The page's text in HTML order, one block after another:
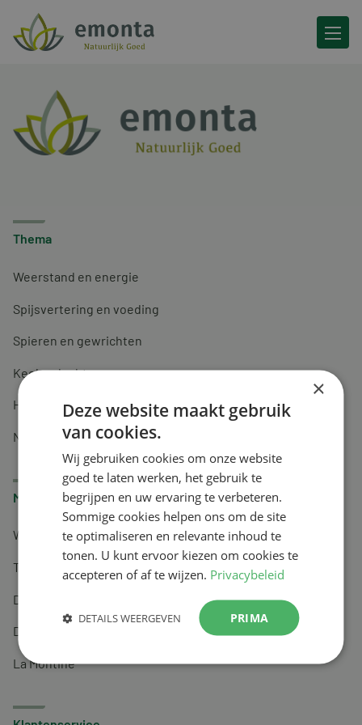
Ga naar de inhoud
Thema
Weerstand en energie
Spijsvertering en voeding
Spieren en gewrichten
Keel en luchtwegen
Huidverzorging
Nachtrust
Merken
Wapiti
Tai-Ginseng
Dermagíq
Draisma
La Montine
×
Deze website maakt gebruik
van cookies.
Wij gebruiken cookies om onze website
goed te laten werken, het gebruik te
begrijpen en uw ervaring te verbeteren.
Sommige cookies helpen ons om de site
te optimaliseren en relevante inhoud te
tonen. U kunt ervoor kiezen om cookies te
accepteren of af te wijzen. Privacybeleid
PRIMA
DETAILS WEERGEVEN